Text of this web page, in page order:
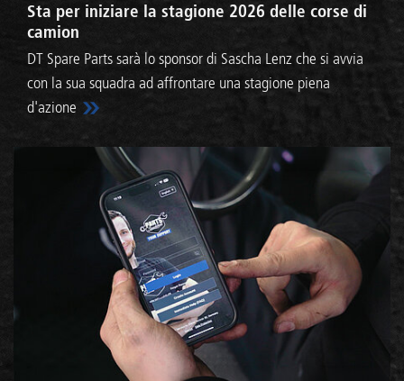
Sta per iniziare la stagione 2026 delle corse di
camion
DT Spare Parts sarà lo sponsor di Sascha Lenz che si avvia
con la sua squadra ad affrontare una stagione piena
d'azione